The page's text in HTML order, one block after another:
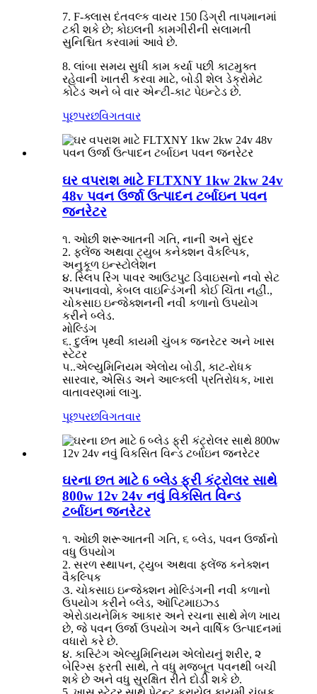
7. F-ક્લાસ દંતવલ્ક વાયર 150 ડિગ્રી તાપમાનમાં
ટકી શકે છે; કોઇલની કામગીરીની સલામતી
સુનિશ્ચિત કરવામાં આવે છે.
8. લાંબા સમય સુધી કામ કર્યા પછી કાટમુક્ત
રહેવાની ખાતરી કરવા માટે, બોડી શેલ ડેક્રોમેટ
કોટેડ અને બે વાર એન્ટી-કાટ પેઇન્ટેડ છે.
પૂછપરછવિગતવાર
ઘર વપરાશ માટે FLTXNY 1kw 2kw 24v
48v પવન ઉર્જા ઉત્પાદન ટર્બાઇન પવન
જનરેટર
૧. ઓછી શરૂઆતની ગતિ, નાની અને સુંદર
2. ફ્લેંજ અથવા ટ્યુબ કનેક્શન વૈકલ્પિક,
અનુકૂળ ઇન્સ્ટોલેશન
૪. સ્લિપ રિંગ પાવર આઉટપુટ ડિવાઇસનો નવો સેટ
અપનાવવો, કેબલ વાઇન્ડિંગની કોઈ ચિંતા નહીં.,
ચોકસાઇ ઇન્જેક્શનની નવી કળાનો ઉપયોગ
કરીને બ્લેડ.
મોલ્ડિંગ
૬. દુર્લભ પૃથ્વી કાયમી ચુંબક જનરેટર અને ખાસ
સ્ટેટર
૫..એલ્યુમિનિયમ એલોય બોડી, કાટ-રોધક
સારવાર, એસિડ અને આલ્કલી પ્રતિરોધક, ખારા
વાતાવરણમાં લાગુ.
પૂછપરછવિગતવાર
ઘરના છત માટે 6 બ્લેડ ફ્રી કંટ્રોલર સાથે
800w 12v 24v નવું વિકસિત વિન્ડ
ટર્બાઇન જનરેટર
૧. ઓછી શરૂઆતની ગતિ, ૬ બ્લેડ, પવન ઉર્જાનો
વધુ ઉપયોગ
2. સરળ સ્થાપન, ટ્યુબ અથવા ફ્લેંજ કનેક્શન
વૈકલ્પિક
૩. ચોકસાઇ ઇન્જેક્શન મોલ્ડિંગની નવી કળાનો
ઉપયોગ કરીને બ્લેડ, ઑપ્ટિમાઇઝ્ડ
એરોડાયનેમિક આકાર અને રચના સાથે મેળ ખાય
છે, જે પવન ઉર્જા ઉપયોગ અને વાર્ષિક ઉત્પાદનમાં
વધારો કરે છે.
૪. કાસ્ટિંગ એલ્યુમિનિયમ એલોયનું શરીર, ૨
બેરિંગ્સ ફરતી સાથે, તે વધુ મજબૂત પવનથી બચી
શકે છે અને વધુ સુરક્ષિત રીતે દોડી શકે છે.